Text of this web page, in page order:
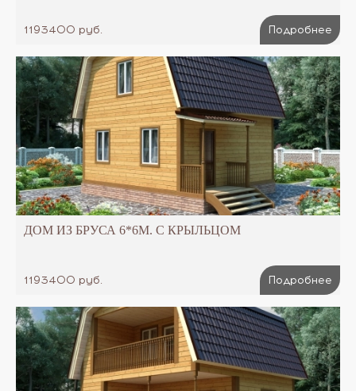
1193400 руб. Подробнее
ДОМ ИЗ БРУСА 6*6М. С КРЫЛЬЦОМ
1193400 руб. Подробнее